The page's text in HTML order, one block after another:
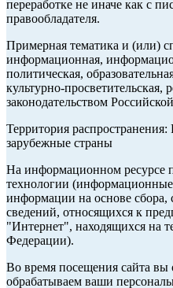
переработке не иначе как с
правообладателя.
Примерная тематика и (или)
информационная,
политическая,
культурно-просветительская,
законодательством
Территория
зарубежные страны
На информационном ресурсе
технологии
информации на основе сбора,
сведений, относящихся к
"Интернет", находящихся на
Федерации).
Во время посещения сайта вы
обрабатываем ваши